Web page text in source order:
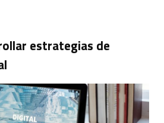
estrategias de